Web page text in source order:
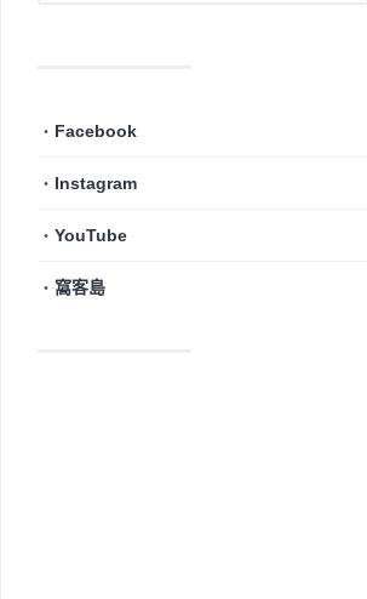
・ Facebook
・ Instagram
・ YouTube
・ 窩客島